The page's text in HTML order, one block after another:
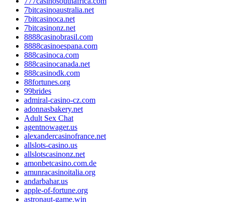
7bitcasinoaustralia.net
7bitcasinoca.net
7bitcasinonz.net
8888casinobrasil.com
8888casinoespana.com
888casinoca.com
888casinocanada.net
888casinodk.com
88fortunes.org
99brides
admiral-casino-cz.com
adonnasbakery.net
Adult Sex Chat
agentnowager.us
alexandercasinofrance.net
allslots-casino.us
allslotscasinonz.net
amonbetcasino.com.de
amunracasinoitalia.org
andarbahar.us
apple-of-fortune.org
astronaut-game.win